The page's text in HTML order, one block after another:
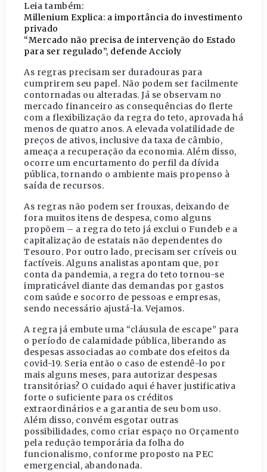
Leia também:
Millenium Explica: a importância do investimento
privado
“Mercado não precisa de intervenção do Estado
para ser regulado”, defende Accioly
As regras precisam ser duradouras para
cumprirem seu papel. Não podem ser facilmente
contornadas ou alteradas. Já se observam no
mercado financeiro as consequências do flerte
com a flexibilização da regra do teto, aprovada há
menos de quatro anos. A elevada volatilidade de
preços de ativos, inclusive da taxa de câmbio,
ameaça a recuperação da economia. Além disso,
ocorre um encurtamento do perfil da dívida
pública, tornando o ambiente mais propenso à
saída de recursos.
As regras não podem ser frouxas, deixando de
fora muitos itens de despesa, como alguns
propõem – a regra do teto já exclui o Fundeb e a
capitalização de estatais não dependentes do
Tesouro. Por outro lado, precisam ser críveis ou
factíveis. Alguns analistas apontam que, por
conta da pandemia, a regra do teto tornou-se
impraticável diante das demandas por gastos
com saúde e socorro de pessoas e empresas,
sendo necessário ajustá-la. Vejamos.
A regra já embute uma “cláusula de escape” para
o período de calamidade pública, liberando as
despesas associadas ao combate dos efeitos da
covid-19. Seria então o caso de estendê-lo por
mais alguns meses, para autorizar despesas
transitórias? O cuidado aqui é haver justificativa
forte o suficiente para os créditos
extraordinários e a garantia de seu bom uso.
Além disso, convém esgotar outras
possibilidades, como criar espaço no Orçamento
pela redução temporária da folha do
funcionalismo, conforme proposto na PEC
emergencial, abandonada.